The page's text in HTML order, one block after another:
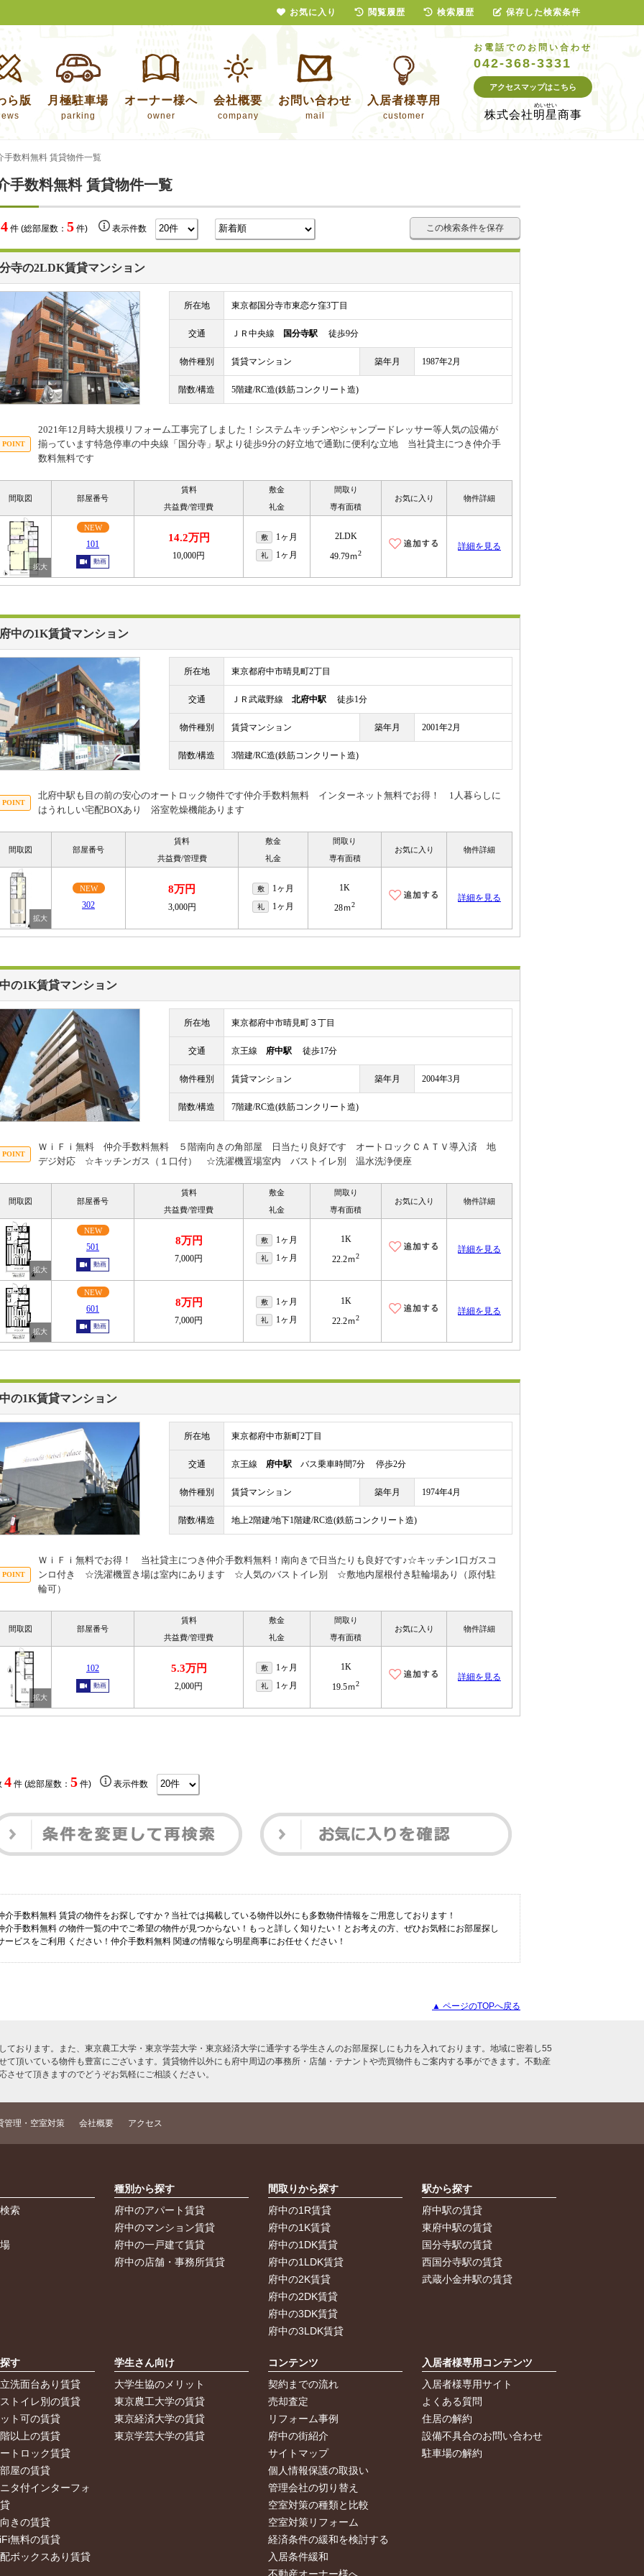
ら版 月極駐車場
parking
オーナー様へ
owner
会社概要
company
お問い合わせ
mail
入居者様専用
customer
お電話でのお問い合わせ
042-368-3331
アクセスマップはこちら
株式会社明星商事
手数料無料 賃貸物件一覧
手数料無料 賃貸物件一覧
4 件 (総部屋数： 5 件) 表示件数 この検索条件を保存
寺の2LDK賃貸マンション
所在地 東京都国分寺市東恋ケ窪3丁目
交通 ＪＲ中央線 国分寺駅 徒歩9分
物件種別 賃貸マンション 築年月 1987年2月
階数/構造 5階建/RC造(鉄筋コンクリート造)
2021年12月時大規模リフォーム工事完了しました！システムキッチンやシャンプードレッサー等人気の設備が
揃っています特急停車の中央線「国分寺」駅より徒歩9分の好立地で通勤に便利な立地 当社貸主につき仲介手
数料無料です
間取図 部屋番号
賃料
共益費/管理費
敷金
礼金
間取り
専有面積
お気に入り 物件詳細
NEW
101
動画
14.2万円
10,000円
敷 1ヶ月
礼 1ヶ月
2LDK
49.79ｍ2
詳細を見る
中の1K賃貸マンション
所在地 東京都府中市晴見町2丁目
交通 ＪＲ武蔵野線 北府中駅 徒歩1分
物件種別 賃貸マンション 築年月 2001年2月
階数/構造 3階建/RC造(鉄筋コンクリート造)
北府中駅も目の前の安心のオートロック物件です仲介手数料無料 インターネット無料でお得！ 1人暮らしに
はうれしい宅配BOXあり 浴室乾燥機能あります
間取図 部屋番号
賃料
共益費/管理費
敷金
礼金
間取り
専有面積
お気に入り 物件詳細
NEW
302
8万円
3,000円
敷 1ヶ月
礼 1ヶ月
1K
28ｍ2
詳細を見る
の1K賃貸マンション
所在地 東京都府中市晴見町３丁目
交通 京王線 府中駅 徒歩17分
物件種別 賃貸マンション 築年月 2004年3月
階数/構造 7階建/RC造(鉄筋コンクリート造)
ＷｉＦｉ無料 仲介手数料無料 ５階南向きの角部屋 日当たり良好です オートロックＣＡＴＶ導入済 地
デジ対応 ☆キッチンガス（１口付） ☆洗濯機置場室内 バストイレ別 温水洗浄便座
間取図 部屋番号
賃料
共益費/管理費
敷金
礼金
間取り
専有面積
お気に入り 物件詳細
NEW
501
動画
8万円
7,000円
敷 1ヶ月
礼 1ヶ月
1K
22.2ｍ2
詳細を見る
NEW
601
動画
8万円
7,000円
敷 1ヶ月
礼 1ヶ月
1K
22.2ｍ2
詳細を見る
の1K賃貸マンション
所在地 東京都府中市新町2丁目
交通 京王線 府中駅 バス乗車時間7分 停歩2分
物件種別 賃貸マンション 築年月 1974年4月
階数/構造 地上2階建/地下1階建/RC造(鉄筋コンクリート造)
ＷｉＦｉ無料でお得！ 当社貸主につき仲介手数料無料！南向きで日当たりも良好です♪☆キッチン1口ガスコ
ンロ付き ☆洗濯機置き場は室内にあります ☆人気のバストイレ別 ☆敷地内屋根付き駐輪場あり（原付駐
輪可）
間取図 部屋番号
賃料
共益費/管理費
敷金
礼金
間取り
専有面積
お気に入り 物件詳細
102
動画
5.3万円
2,000円
敷 1ヶ月
礼 1ヶ月
1K
19.5ｍ2
詳細を見る
4 件 (総部屋数： 5 件) 表示件数
介手数料無料 賃貸の物件をお探しですか？当社では掲載している物件以外にも多数物件情報をご用意しております！
介手数料無料 の物件一覧の中でご希望の物件が見つからない！もっと詳しく知りたい！とお考えの方、ぜひお気軽にお部屋探し
ービスをご利用 ください！仲介手数料無料 関連の情報なら明星商事にお任せください！
▲ ページのTOPへ戻る
おります。また、東京農工大学・東京学芸大学・東京経済大学に通学する学生さんのお部屋探しにも力を入れております。地域に密着し55
頂いている物件も豊富にございます。賃貸物件以外にも府中周辺の事務所・店舗・テナントや売買物件もご案内する事ができます。不動産
せて頂きますのでどうぞお気軽にご相談ください。
管理・空室対策 会社概要 アクセス
索
種別から探す
府中のアパート賃貸
府中のマンション賃貸
府中の一戸建て賃貸
府中の店舗・事務所賃貸
間取りから探す
府中の1R賃貸
府中の1K賃貸
府中の1DK賃貸
府中の1LDK賃貸
府中の2K賃貸
府中の2DK賃貸
府中の3DK賃貸
府中の3LDK賃貸
駅から探す
府中駅の賃貸
東府中駅の賃貸
国分寺駅の賃貸
西国分寺駅の賃貸
武蔵小金井駅の賃貸
す
洗面台あり賃貸
トイレ別の賃貸
ト可の賃貸
以上の賃貸
トロック賃貸
屋の賃貸
タ付インターフォ
きの賃貸
無料の賃貸
ボックスあり賃貸
学生さん向け
大学生協のメリット
東京農工大学の賃貸
東京経済大学の賃貸
東京学芸大学の賃貸
コンテンツ
契約までの流れ
売却査定
リフォーム事例
府中の街紹介
サイトマップ
個人情報保護の取扱い
管理会社の切り替え
空室対策の種類と比較
空室対策リフォーム
経済条件の緩和を検討する
入居条件緩和
入居者様専用コンテンツ
入居者様専用サイト
よくある質問
住居の解約
設備不具合のお問い合わせ
駐車場の解約
お気に入り 閲覧履歴 検索履歴 保存した検索条件